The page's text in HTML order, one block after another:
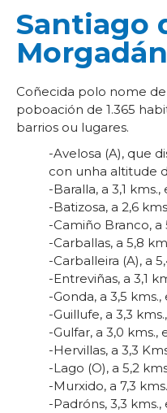
Santiago
Coñecida polo nome
poboación de 1.365
barrios ou lugares.
-Avelosa (A), que
con unha altitude
-Baralla, a 3,1
-Batizosa, a 2,6
-Camiño Branco, a
-Carballas, a 5,8
-Carballeira (A), a
-Entreviñas, a 3,1
-Gonda, a 3,5
-Guillufe, a 3,3
-Gulfar, a 3,0 kms.,
-Hervillas, a 3,3
-Lago (O), a 5,2
-Murxido, a 7,3
-Padróns, 3,3